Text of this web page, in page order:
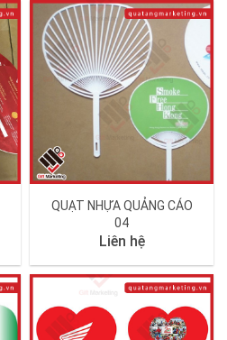
QUẠT NHỰA QUẢNG CÁO
04
Liên hệ